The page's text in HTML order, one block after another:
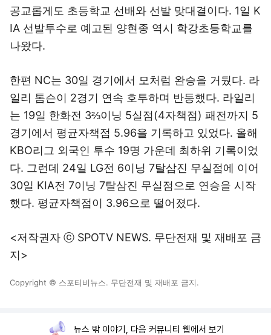
공교롭게도 초등학교 선배와 선발 맞대결이다. 1일 K
IA 선발투수로 예고된 양현종 역시 학강초등학교를
나왔다.
한편 NC는 30일 경기에서 모처럼 완승을 거뒀다. 라
일리 톰슨이 2경기 연속 호투하며 반등했다. 라일리
는 19일 한화전 3⅔이닝 5실점(4자책점) 패전까지 5
경기에서 평균자책점 5.96을 기록하고 있었다. 올해
KBO리그 외국인 투수 19명 가운데 최하위 기록이었
다. 그런데 24일 LG전 6이닝 7탈삼진 무실점에 이어
30일 KIA전 7이닝 7탈삼진 무실점으로 연승을 시작
했다. 평균자책점이 3.96으로 떨어졌다.
<저작권자 ⓒ SPOTV NEWS. 무단전재 및 재배포 금
지>
Copyright © 스포티비뉴스. 무단전재 및 재배포 금지.
뉴스 밖 이야기, 다음 커뮤니티 웹에서 보기